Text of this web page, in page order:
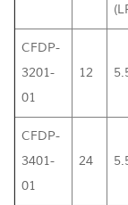
CFDP-
3201-
01
12
CFDP-
3401-
01
24